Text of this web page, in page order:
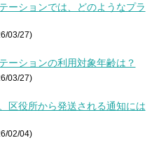
ーションでは、どのようなプラ
03/27)
ーションの利用対象年齢は？
03/27)
区役所から発送される通知には
02/04)